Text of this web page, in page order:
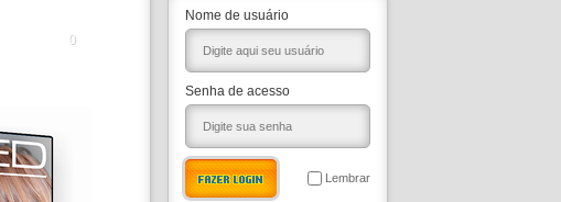
0
Nome de usuário
Senha de acesso
Lembrar